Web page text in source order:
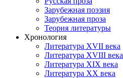
Зарубежная поэзия
Зарубежная проза
Теория литературы
Хронология
Литература XVII века
Литература XVIII века
Литература XIX века
Литература XX века